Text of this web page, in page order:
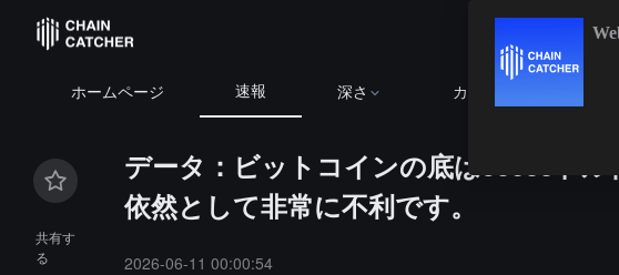
ホームページ 速報 深さ カレンダー
共有す
る
データ：ビットコインの底は53600ド
依然として非常に不利です。
2026-06-11 00:00:54